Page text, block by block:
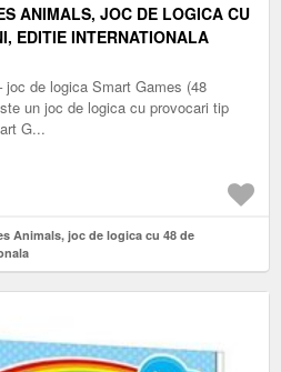
ANIMALS, JOC DE LOGICA CU
EDITIE INTERNATIONALA
joc de logica Smart Games (48
un joc de logica cu provocari tip
G...
Animals, joc de logica cu 48 de